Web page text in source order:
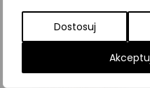
Dostosuj